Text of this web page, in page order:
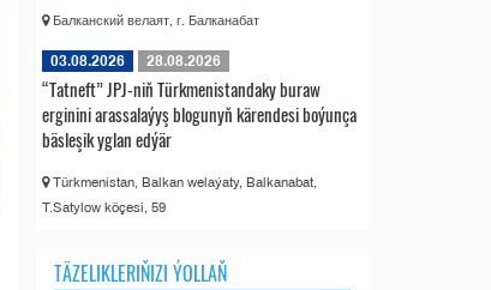
Балканский велаят, г. Балканабат
03.08.2026 28.08.2026
“Tatneft” JPJ-niň Türkmenistandaky buraw
erginini arassalaýyş blogunyň kärendesi boýunça
bäsleşik yglan edýär
Türkmenistan, Balkan welaýaty, Balkanabat,
T.Satylow köçesi, 59
TÄZELIKLERIŇIZI ÝOLLAŇ